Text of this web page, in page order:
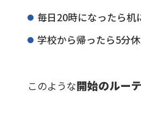
毎日20時になったら机
学校から帰ったら5分
このような開始のルー